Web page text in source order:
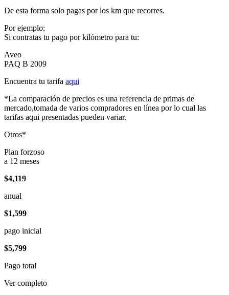
De esta forma solo pagas por los km que recorres.
Por ejemplo:
Si contratas tu pago por kilómetro para tu:
Aveo
PAQ B 2009
Encuentra tu tarifa aqui
*La comparación de precios es una referencia de primas de
mercado,tomada de varios compradores en línea por lo cual las
tarifas aqui presentadas pueden variar.
Otros*
Plan forzoso
a 12 meses
$4,119
anual
$1,599
pago inicial
$5,799
Pago total
Ver completo